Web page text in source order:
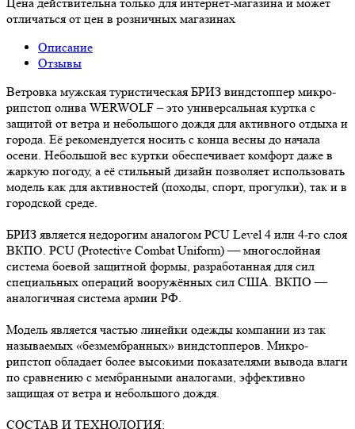
отличаться от цен в розничных магазинах
Описание
Отзывы
Ветровка мужская туристическая БРИЗ виндстоппер микро-
рипстоп олива WERWOLF – это универсальная куртка с
защитой от ветра и небольшого дождя для активного отдыха и
города. Её рекомендуется носить с конца весны до начала
осени. Небольшой вес куртки обеспечивает комфорт даже в
жаркую погоду, а её стильный дизайн позволяет использовать
модель как для активностей (походы, спорт, прогулки), так и в
городской среде.
БРИЗ является недорогим аналогом PCU Level 4 или 4-го слоя
ВКПО. PCU (Protective Combat Uniform) — многослойная
система боевой защитной формы, разработанная для сил
специальных операций вооружённых сил США. ВКПО —
аналогичная система армии РФ.
Модель является частью линейки одежды компании из так
называемых «безмембранных» виндстопперов. Микро-
рипстоп обладает более высокими показателями вывода влаги
по сравнению с мембранными аналогами, эффективно
защищая от ветра и небольшого дождя.
СОСТАВ И ТЕХНОЛОГИЯ: